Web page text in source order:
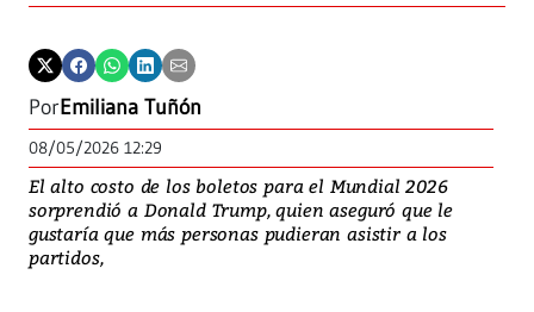
PorEmiliana Tuñón
08/05/2026 12:29
El alto costo de los boletos para el Mundial 2026
sorprendió a Donald Trump, quien aseguró que le
gustaría que más personas pudieran asistir a los
partidos,